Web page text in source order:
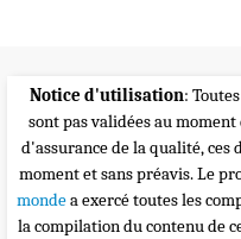
Notice d'utilisation:
sont pas validées au
d'assurance de la qualité, ces
moment et sans préavis. Le
mondea exercé toutes les
la compilation du contenu de